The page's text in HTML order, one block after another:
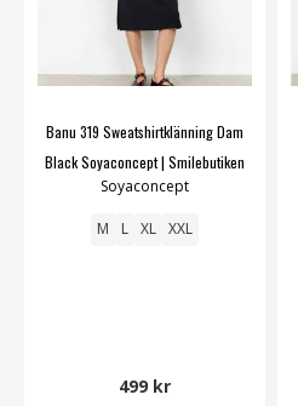
Banu 319 Sweatshirtklänning Dam
Black Soyaconcept | Smilebutiken
Soyaconcept
M L XL XXL
499 kr